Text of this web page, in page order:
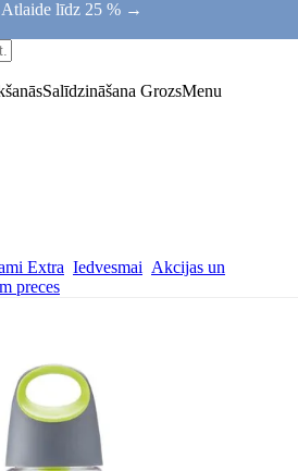
Atlaide līdz 25 % →
Salīdzināšana GrozsMenu
Extra Iedvesmai Akcijas un
preces